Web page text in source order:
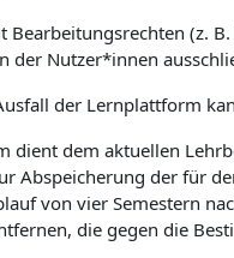
(z.
der Nutzer*innen
der Lernplattform
dient dem aktuellen
Abspeicherung der für
von vier Semestern
die gegen die